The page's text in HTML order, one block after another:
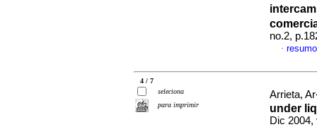
no.2,
·
4 / 7
seleciona
para imprimir
Arrieta,
under
Dic 2004,